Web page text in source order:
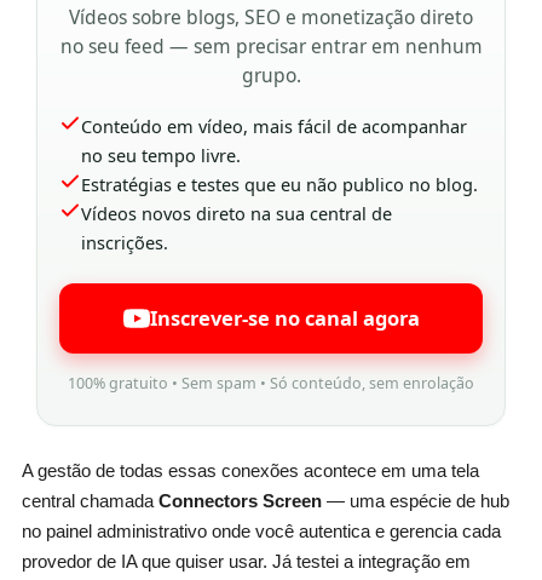
Vídeos sobre blogs, SEO e monetização direto
no seu feed — sem precisar entrar em nenhum
grupo.
Conteúdo em vídeo, mais fácil de acompanhar
no seu tempo livre.
Estratégias e testes que eu não publico no blog.
Vídeos novos direto na sua central de
inscrições.
Inscrever-se no canal agora
100% gratuito • Sem spam • Só conteúdo, sem enrolação
A gestão de todas essas conexões acontece em uma tela
central chamada Connectors Screen— uma espécie de hub
no painel administrativo onde você autentica e gerencia cada
provedor de IA que quiser usar. Já testei a integração em